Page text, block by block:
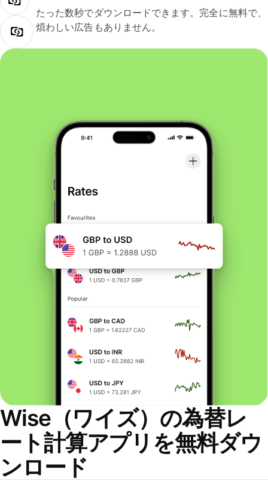
たった数秒でダウンロードできます。完全に無料で、
煩わしい広告もありません。
Wise（ワイズ）の為替レ
ート計算アプリを無料ダウ
ンロード